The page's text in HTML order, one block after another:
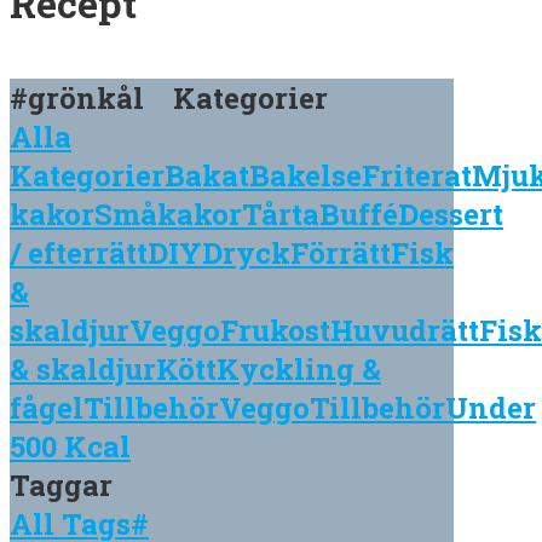
Om Michael Krantz
#grönkål
Kategorier
Alla
KategorierBakatBakelseFriterat
kakorSmåkakorTårtaBufféDessert
/ efterrättDIYDryckFörrättFisk
&
skaldjurVeggoFrukostHuvudrättFisk
& skaldjurKöttKyckling &
fågelTillbehörVeggoTillbehörUnder
500 Kcal
Taggar
All Tags#